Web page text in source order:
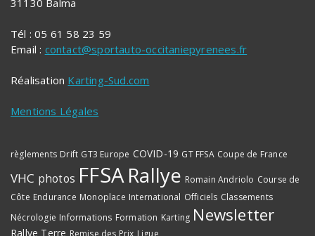
31130 Balma
Tél : 05 61 58 23 59
Email : contact@sportauto-occitaniepyrenees.fr
Réalisation Karting-Sud.com
Mentions Légales
règlements Drift GT3 Europe COVID-19 GT FFSA Coupe de France
VHC photos FFSARallye Romain Andriolo Course de
Côte Endurance Monoplace International Officiels Classements
Nécrologie Informations Formation Karting Newsletter
Rallye Terre